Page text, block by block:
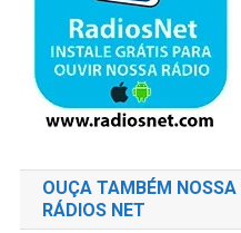
OUÇA TAMBÉM
RÁDIOS NET